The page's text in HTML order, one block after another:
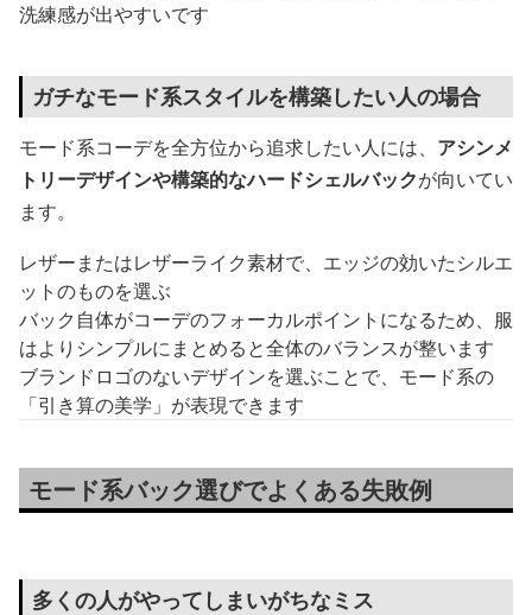
洗練感が出やすいです
ガチなモード系スタイルを構築したい人の場合
モード系コーデを全方位から追求したい人には、 アシンメ
トリーデザインや構築的なハードシェルバックが向いてい
ます。
レザーまたはレザーライク素材で、エッジの効いたシルエ
ットのものを選ぶ
バック自体がコーデのフォーカルポイントになるため、服
はよりシンプルにまとめると全体のバランスが整います
ブランドロゴのないデザインを選ぶことで、モード系の
「引き算の美学」が表現できます
モード系バック選びでよくある失敗例
多くの人がやってしまいがちなミス